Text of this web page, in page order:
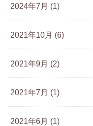
2024年7月 (1)
2021年10月 (6)
2021年9月 (2)
2021年7月 (1)
2021年6月 (1)